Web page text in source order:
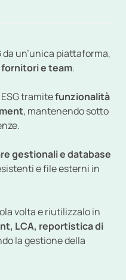
da un’unica piattaforma,
e team.
tramite funzionalità
, mantenendo sotto
gestionali e database
e file esterni in
volta e riutilizzalo in
LCA, reportistica di
la gestione della